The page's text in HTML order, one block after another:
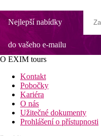
Nejlepší nabídky
do vašeho e-mailu
O EXIM tours
Kontakt
Pobočky
Kariéra
O nás
Užitečné dokumenty
Prohlášení o přístupnosti